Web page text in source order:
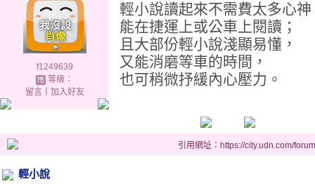
f1249639
等級：
留言｜ 加入好友
輕小說讀起來不需費太多心神
能在捷運上或公車上閱讀；
且大部份輕小說淺顯易懂，
又能消磨等車的時間，
也可稍微抒緩內心壓力。
引用網址：https://city.udn.com/
輕小說